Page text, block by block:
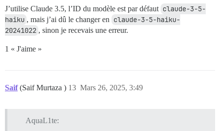
J’utilise Claude 3.5, l’ID du modèle est par défaut claude-3-5-
haiku , mais j’ai dû le changer en claude-3-5-haiku-
20241022 , sinon je recevais une erreur.
1 « J'aime »
Saif (Saif Murtaza ) Mars 26, 2025, 3:49
13
AquaL1te: